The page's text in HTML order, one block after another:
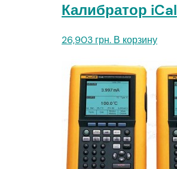
Калибратор iCal
26,903 грн. В корзину